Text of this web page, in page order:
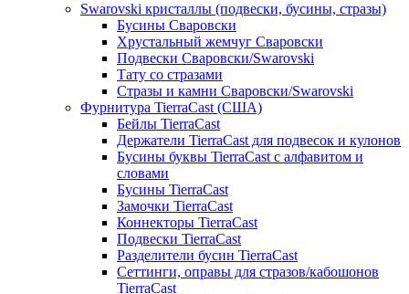
Swarovski кристаллы (подвески, бусины, стразы)
Бусины Сваровски
Хрустальный жемчуг Сваровски
Подвески Сваровски/Swarovski
Тату со стразами
Стразы и камни Сваровски/Swarovski
Фурнитура TierraCast (США)
Бейлы TierraCast
Держатели TierraCast для подвесок и кулонов
Бусины буквы TierraCast с алфавитом и
словами
Бусины TierraCast
Замочки TierraCast
Коннекторы TierraCast
Подвески TierraCast
Разделители бусин TierraCast
Сеттинги, оправы для стразов/кабошонов
TierraCast